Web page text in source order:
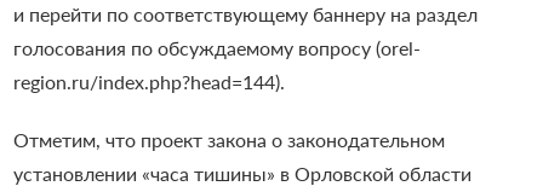
и перейти по соответствующему баннеру на раздел
голосования по обсуждаемому вопросу (orel-
region.ru/index.php?head=144).
Отметим, что проект закона о законодательном
установлении «часа тишины» в Орловской области